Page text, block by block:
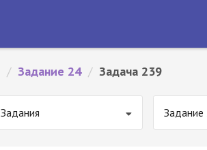
/ Задание 24 / Задача 239
Задания Задание